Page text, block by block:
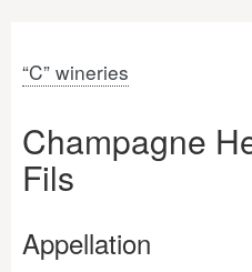
“C” wineries
Champagne
Fils
Appellation